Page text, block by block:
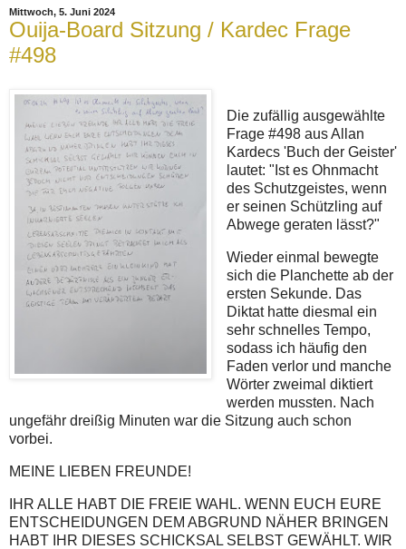
Mittwoch, 5. Juni 2024
Ouija-Board Sitzung / Kardec Frage
#498
Die zufällig ausgewählte
Frage #498 aus Allan
Kardecs 'Buch der Geister'
lautet: "Ist es Ohnmacht
des Schutzgeistes, wenn
er seinen Schützling auf
Abwege geraten lässt?"
Wieder einmal bewegte
sich die Planchette ab der
ersten Sekunde. Das
Diktat hatte diesmal ein
sehr schnelles Tempo,
sodass ich häufig den
Faden verlor und manche
Wörter zweimal diktiert
werden mussten. Nach
ungefähr dreißig Minuten war die Sitzung auch schon
vorbei.
MEINE LIEBEN FREUNDE!
IHR ALLE HABT DIE FREIE WAHL. WENN EUCH EURE
ENTSCHEIDUNGEN DEM ABGRUND NÄHER BRINGEN
HABT IHR DIESES SCHICKSAL SELBST GEWÄHLT. WIR